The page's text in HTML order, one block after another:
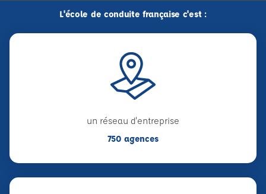
L'école de conduite française c'est :
un réseau d'entreprise
750 agences